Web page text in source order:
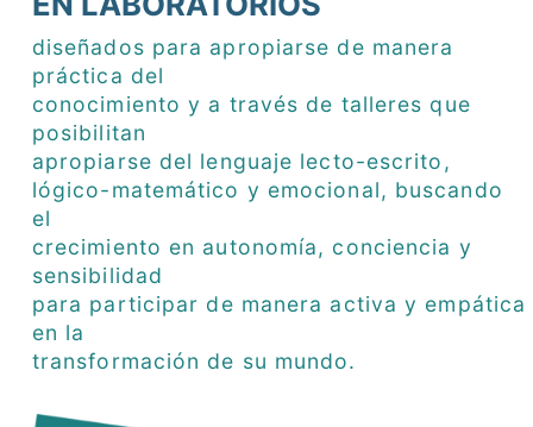
diseñados para apropiarse de manera
práctica del
conocimiento y a través de talleres que
posibilitan
apropiarse del lenguaje lecto-escrito,
lógico-matemático y emocional, buscando
el
crecimiento en autonomía, conciencia y
sensibilidad
para participar de manera activa y empática
en la
transformación de su mundo.